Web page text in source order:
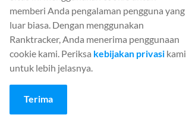
Media Sosial
memberi Anda pengalaman pengguna yang
luar biasa. Dengan menggunakan
Ranktracker, Anda menerima penggunaan
cookie kami. Periksa kebijakan privasi kami
untuk lebih jelasnya.
Terima